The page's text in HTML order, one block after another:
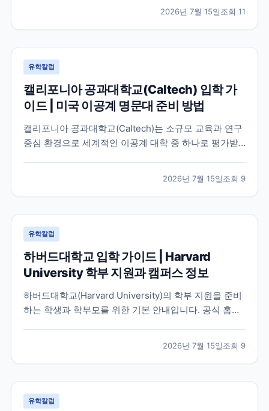
2026년 7월 15일조회 11
유학칼럼
캘리포니아 공과대학교(Caltech) 입학 가
이드 | 미국 이공계 명문대 준비 방법
캘리포니아 공과대학교(Caltech)는 소규모 교육과 연구
중심 환경으로 세계적인 이공계 대학 중 하나로 평가받
2026년 7월 15일조회 9
유학칼럼
하버드대학교 입학 가이드 | Harvard
University 학부 지원과 캠퍼스 정보
하버드대학교(Harvard University)의 학부 지원을 준비
하는 학생과 학부모를 위한 기본 안내입니다. 공식 홈페
2026년 7월 15일조회 9
유학칼럼